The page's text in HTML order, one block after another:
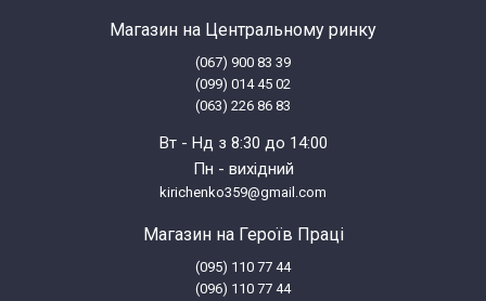
Miele FUTURA LUMEN G6595
Miele FUTURA TOPAZ G5815
Miele FUTURA TOPAZ G5875
Miele G 1021 G1021
Магазин на Центральному ринку
(067) 900 83 39
(099) 014 45 02
(063) 226 86 83
Вт - Нд з 8:30 до 14:00
Пн - вихідний
kirichenko359@gmail.com
Магазин на Героїв Праці
(095) 110 77 44
(096) 110 77 44